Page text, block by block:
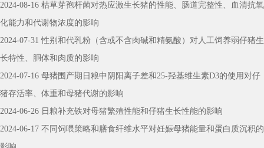
2024-08-16 枯草芽孢杆菌对热应激生长猪的性能、肠道完整性、血清抗氧
化能力和代谢物浓度的影响
2024-07-31 性别和代乳粉（含或不含肉碱和精氨酸）对人工饲养弱仔猪生
长特性、胴体和肉质的影响
2024-07-16 母猪围产期日粮中阴阳离子差和25-羟基维生素D3的使用对仔
猪存活率、体重和母猪代谢的影响
2024-06-26 日粮补充铁对母猪繁殖性能和仔猪生长性能的影响
2024-06-17 不同饲喂策略和膳食纤维水平对妊娠母猪能量和蛋白质沉积的